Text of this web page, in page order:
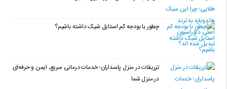
چطور با بودجه کم استایل شیک داشته باشیم؟
تزریقات در منزل پاسداران؛ خدمات درمانی سریع، ایمن و حرفه‌ای
در منزل شما